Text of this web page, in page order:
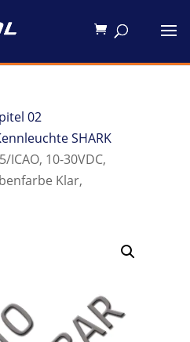
02
SHARK
ICAO, 10-30VDC,
Klar,